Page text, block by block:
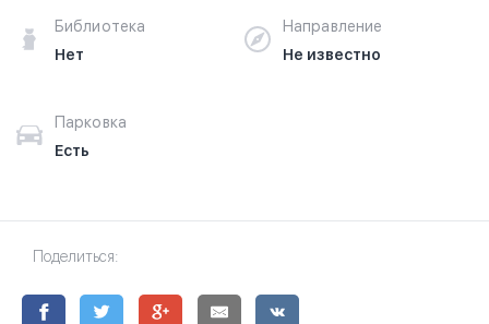
Библиотека
Нет
Направление
Не известно
Парковка
Есть
Поделиться: